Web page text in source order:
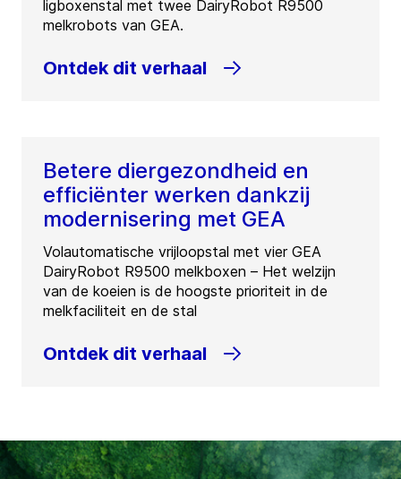
ligboxenstal met twee DairyRobot R9500
melkrobots van GEA.
Ontdek dit verhaal
Betere diergezondheid en
efficiënter werken dankzij
modernisering met GEA
Volautomatische vrijloopstal met vier GEA
DairyRobot R9500 melkboxen – Het welzijn
van de koeien is de hoogste prioriteit in de
melkfaciliteit en de stal
Ontdek dit verhaal